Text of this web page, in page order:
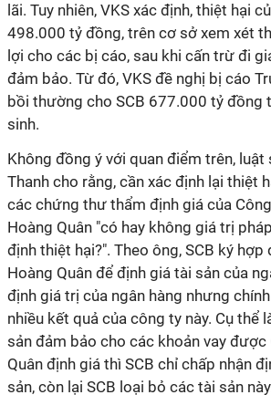
lãi. Tuy nhiên, VKS xác định, thiệt hại
498.000 tỷ đồng, trên cơ sở xem xét
lợi cho các bị cáo, sau khi cấn trừ đi
đảm bảo. Từ đó, VKS đề nghị bị cáo
bồi thường cho SCB 677.000 tỷ đồng
sinh.
Không đồng ý với quan điểm trên, luật
Thanh cho rằng, cần xác định lại thiệt
các chứng thư thẩm định giá của
Hoàng Quân "có hay không giá trị
định thiệt hại?". Theo ông, SCB ký
Hoàng Quân để định giá tài sản của
định giá trị của ngân hàng nhưng
nhiều kết quả của công ty này. Cụ thể
sản đảm bảo cho các khoản vay được
Quân định giá thì SCB chỉ chấp nhận
sản, còn lại SCB loại bỏ các tài sản